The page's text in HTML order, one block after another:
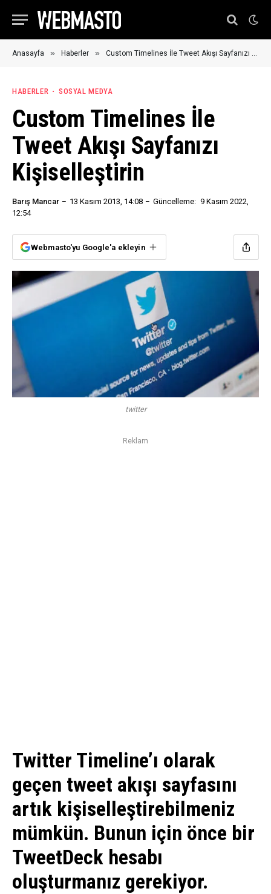
Anasayfa » Haberler » Custom Timelines İle Tweet Akışı Sayfanızı Kişiselleştirin
HABERLER SOSYAL MEDYA
Custom Timelines İle
Tweet Akışı Sayfanızı
Kişiselleştirin
Barış Mancar 13 Kasım 2013, 14:08 Güncelleme: 9 Kasım 2022,
12:54
Webmasto'yu Google'a ekleyin
twitter
Reklam
Twitter Timeline’ı olarak
geçen tweet akışı sayfasını
artık kişiselleştirebilmeniz
mümkün. Bunun için önce bir
TweetDeck hesabı
oluşturmanız gerekiyor.